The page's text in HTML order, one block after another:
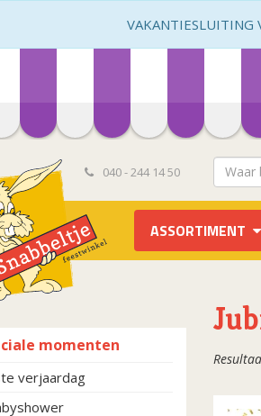
040 - 244 14 50
ASSORTIMENT
momenten
verjaardag